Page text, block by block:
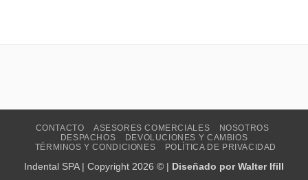
CONTACTO ASESORES COMERCIALES
NOSOTROS
DESPACHOS
DEVOLUCIONES Y CAMBIOS
TÉRMINOS Y CONDICIONES
POLÍTICA DE PRIVACIDAD
Indental SPA | Copyright 2026 © | Diseñado por Walter Ifill